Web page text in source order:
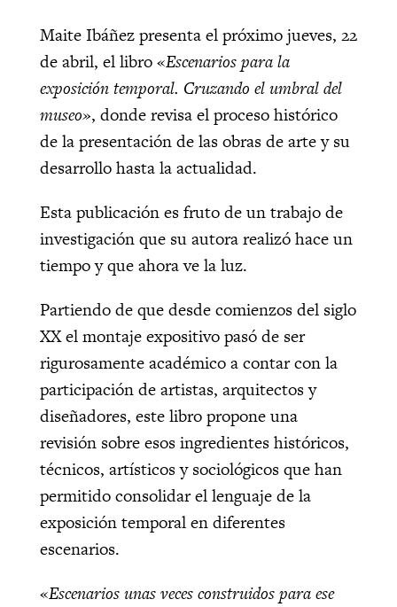
Maite Ibáñez presenta el próximo jueves, 22
de abril, el libro «Escenarios para la
exposición temporal. Cruzando el umbral del
museo», donde revisa el proceso histórico
de la presentación de las obras de arte y su
desarrollo hasta la actualidad.
Esta publicación es fruto de un trabajo de
investigación que su autora realizó hace un
tiempo y que ahora ve la luz.
Partiendo de que desde comienzos del siglo
XX el montaje expositivo pasó de ser
rigurosamente académico a contar con la
participación de artistas, arquitectos y
diseñadores, este libro propone una
revisión sobre esos ingredientes históricos,
técnicos, artísticos y sociológicos que han
permitido consolidar el lenguaje de la
exposición temporal en diferentes
escenarios.
«Escenarios unas veces construidos para ese